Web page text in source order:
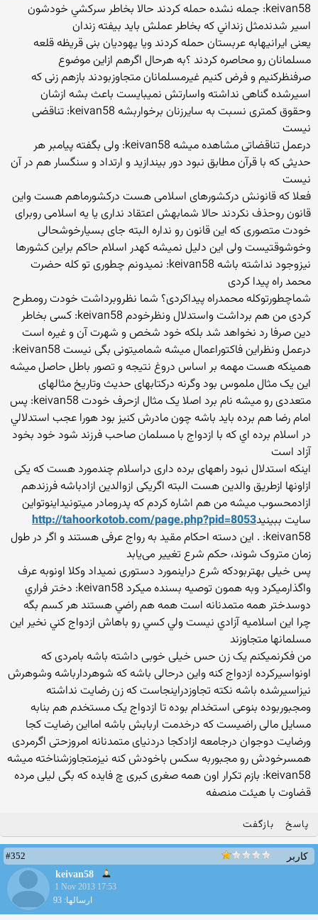
keivan58: جمله نشده حمله كردند حالا بخاطر سركشي خودشون
اسير شدندمثل زنداني كه بخاطر عملش بايد بيفته زندان
یعنی ایرانیهابه عربستان حمله کردند ویا یهودیان بنی قریظه قلعه
مسلمانان رو محاصره کردند ؟به هرحال اگرهم ازاین موضوع
صرفنظرکنیم و فرض کنیم غیرمسلمانان متجاوزبودند بازهم زنی که
اسیرشده گناهی نداشته واسارتش نمیبایست باعث بشه ازشان
وحقوق کمتری نسبت به سایرزنان برخواربشه keivan58: تناقضی
نیست
درعمل تناقضاتی مشاهده میشه keivan58: ولی بگفته پیامبر هر
حدیثی که با قرآن مطابق نبود دور بیندازید و ارتداد و سنگسار هم در آن
نیست
فعلا که قانونش درکشورهای اسلامی هست درکشورماهم هست واین
قانون روحذف نکردند حالا شمابهش اعتقاد نداری یا یه اسلامی روبرای
خودت متصوری که این قانون رو نداره البته جای بسیارخوشحالی
وخوشوقتیست ولی این دلیل نمیشه کهدر اسلام حاکم براین کشورها
نیزوجود نداشته باشه keivan58: نمیدونم چطوری تو کله حضرت
محمد راه پیدا کردی
شماچطورتوکله محمدراه پیداکردی؟ شما نظروبرداشت خودت رومطرح
کردی من هم برداشت واستدلال ونظرخودم keivan58: کسی بخاطر
دین صرفا رد نخواهد شد بلکه خود شخص و شهرت آن و غیره است
درعمل ونظراین فاکتوراعمال میشه شمامیتونی بگی نیست keivan58:
همینکه هست مهمه بر اساس دروغ نتیجه و تصور باطل حاصل میشه
این یک مثال ملموس بود وگرنه درکتابهای حدیث وتاریخ مثالهای
متعددی رو میشه نام برد اصلا یک مثال ازحرف خودت keivan58: پس
امام رضا هم برده بايد باشه چون مادرش كنيز بود هورا عجب استدلالي
در اسلام برده اي كه با ازدواج با مسلمان صاحب فرزند شود خود بخود
آزاد است
اینکه استدلال نبود راههای برده داری دراسلام چندمورد هست که یکی
ازاونها ازطریق والدین هست البته اگریکی ازوالدین ازادباشه فرزندهم
ازادمحسوب میشه من هم اشاره کردم که پدرومادر میتونیداینوتواین
سایت ببینیدhttp://tahoorkotob.com/page.php?pid=8053
keivan58: . این دسته احکام مقید به رواج عرفی هستند و اگر در طول
زمان متروک شوند، حکم شرع تغییر می‌یابد
پس خیلی بهتربودکه شرع دراینمورد دستوری نمیداد وکلا اونوبه عرف
واگذارمیکرد وبه همون توصیه بسنده میکرد keivan58: دختر فراري
دوسدختر همه متمدنانه است همه هم راضي هستند هر كسم بگه
چرا اين اسلاميه آزادي نيست ولي كسي رو باهاش ازدواج كني نخير اين
مسلمانها متجاوزند
من فکرنمیکنم یک زن حس خیلی خوبی داشته باشه بامردی که
اونواسیرکرده ازدواج کنه واین درحالی باشه که شوهردارباشه وشوهرش
نیزاسیرشده باشه نکته تجاوزدراینجاست که زن رضایت نداشته
ومجبوربوده بنوعی استخدام بوده تا ازدواج یک مستخدم هم بنابه
مسایل مالی راضیست که درخدمت اربابش باشه امااین رضایت کجا
ورضایت دوجوان درجامعه ازادکجا دردنیای متمدنانه امروزحتی اگرمردی
همسرخودش رو مجبوربه سکس باخودش کنه نیزمتجاوزشناخته میشه
keivan58: بازم تکرار اون همه صغری کبری چ فایده که بگی لیلی مرده
قضاوت با هیئت منصفه
پاسخ بازگفت
کاربر
#352
keivan58
1 Nov 2013 17:53
ارسالها: 93